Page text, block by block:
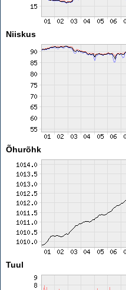
Niiskus
Õhurõhk
Tuul